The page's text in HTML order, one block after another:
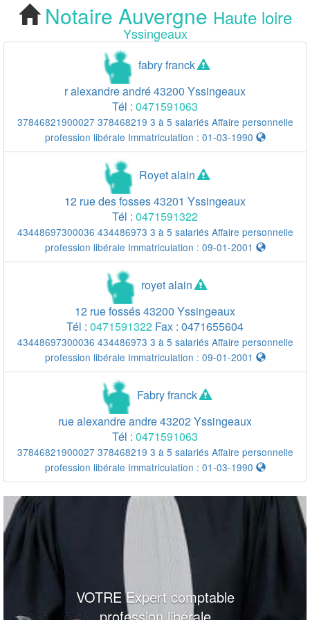
Cherchez votre
Notaire Yssingeaux
Notaire Auvergne Haute loire
Yssingeaux
fabry franck
r alexandre andré43200 Yssingeaux
Tél : 0471591063
37846821900027 378468219 3 à 5 salariés Affaire personnelle
profession libérale Immatriculation : 01-03-1990
Royet alain
12 rue des fosses43201 Yssingeaux
Tél : 0471591322
43448697300036 434486973 3 à 5 salariés Affaire personnelle
profession libérale Immatriculation : 09-01-2001
royet alain
12 rue fossés43200 Yssingeaux
Tél : 0471591322 Fax : 0471655604
43448697300036 434486973 3 à 5 salariés Affaire personnelle
profession libérale Immatriculation : 09-01-2001
Fabry franck
rue alexandre andre43202Yssingeaux
Tél : 0471591063
37846821900027 378468219 3 à 5 salariés Affaire personnelle
profession libérale Immatriculation : 01-03-1990
VOTRE Expert comptable